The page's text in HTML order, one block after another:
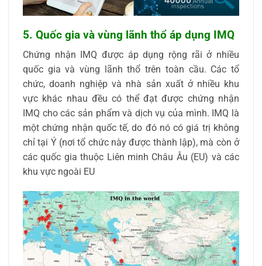
5. Quốc gia và vùng lãnh thổ áp dụng IMQ
Chứng nhận IMQ được áp dụng rộng rãi ở nhiều
quốc gia và vùng lãnh thổ trên toàn cầu. Các tổ
chức, doanh nghiệp và nhà sản xuất ở nhiều khu
vực khác nhau đều có thể đạt được chứng nhận
IMQ cho các sản phẩm và dịch vụ của mình. IMQ là
một chứng nhận quốc tế, do đó nó có giá trị không
chỉ tại Ý (nơi tổ chức này được thành lập), mà còn ở
các quốc gia thuộc Liên minh Châu Âu (EU) và các
khu vực ngoài EU